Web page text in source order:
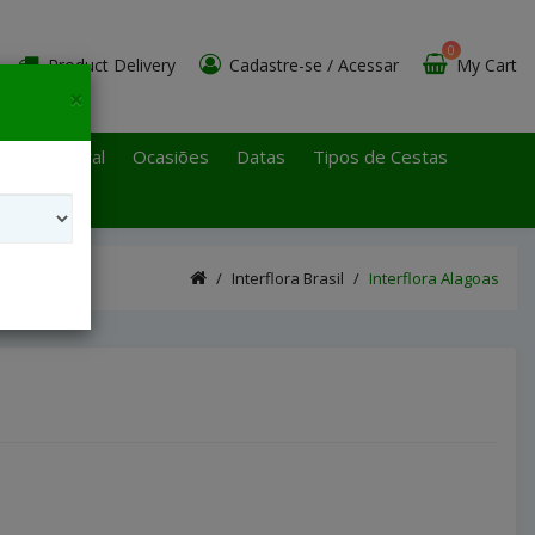
Product Delivery Cadastre-se / Acessar My Cart
0
Paulo Litoral Ocasiões Datas
Tipos de Cestas
Interflora Brasil Interflora Alagoas
×